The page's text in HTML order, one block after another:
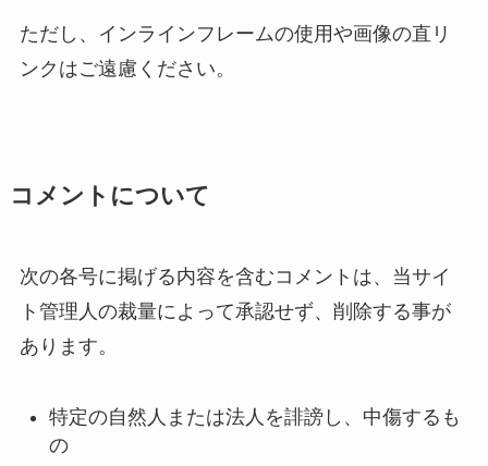
ただし、インラインフレームの使用や画像の直リ
ンクはご遠慮ください。
コメントについて
次の各号に掲げる内容を含むコメントは、当サイ
ト管理人の裁量によって承認せず、削除する事が
あります。
特定の自然人または法人を誹謗し、中傷するも
の